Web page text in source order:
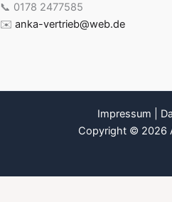
📞 0178 2477585
✉️ anka-vertrieb@web.de
Impressum
Copyright © 2026